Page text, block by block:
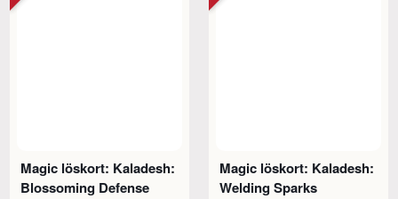
Magic löskort: Kaladesh:
Blossoming Defense
Magic löskort: Kaladesh:
Welding Sparks